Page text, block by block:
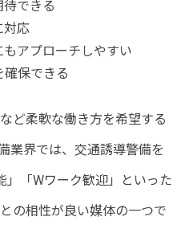
できる
対応
アプローチしやすい
確保できる
ど柔軟な働き方を希望する
業界では、交通誘導警備を
」「Wワーク歓迎」といった
の相性が良い媒体の一つで